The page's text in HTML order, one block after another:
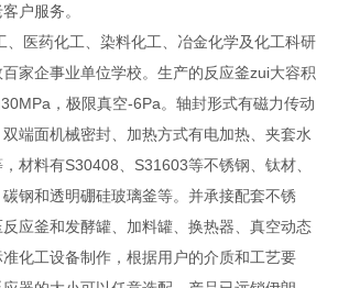
户服务。
、医药化工、染料化工、冶金化学及化工科研
家企事业单位学校。生产的反应釜zui大容积
，极限真空-6Pa。轴封形式有磁力传动
端面机械密封、加热方式有电加热、夹套水
材料有S30408、S31603等不锈钢、钛材、
钢和透明硼硅玻璃釜等。并承接配套不锈
应釜和发酵罐、加料罐、换热器、真空动态
化工设备制作，根据用户的介质和工艺要